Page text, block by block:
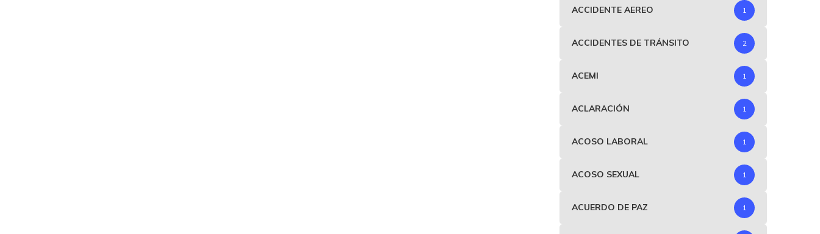
ACCIDENTE AEREO 1
ACCIDENTES DE TRÁNSITO 2
ACEMI 1
ACLARACIÓN 1
ACOSO LABORAL 1
ACOSO SEXUAL 1
ACUERDO DE PAZ 1